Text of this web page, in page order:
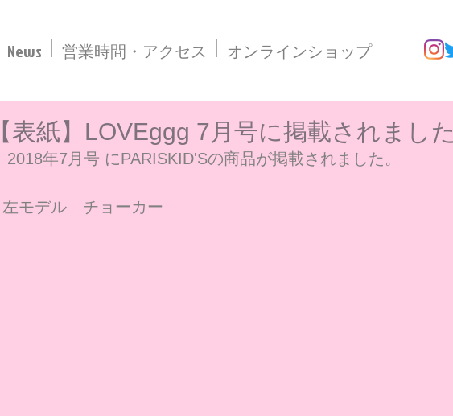
News 営業時間・アクセス オンラインショップ
【表紙】LOVEggg 7月号に掲載されました
2018年7月号 にPARISKID'Sの商品が掲載されました。
左モデル　チョーカー